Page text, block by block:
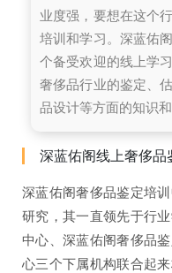
业度强，要想在这个
培训和学习。深蓝佑
个备受欢迎的线上学
奢侈品行业的鉴定、
品设计等方面的知识和
深蓝佑阁线上奢侈品
深蓝佑阁奢侈品鉴定培
研究，其一直领先于行
中心、深蓝佑阁奢侈品
心三个下属机构联合起